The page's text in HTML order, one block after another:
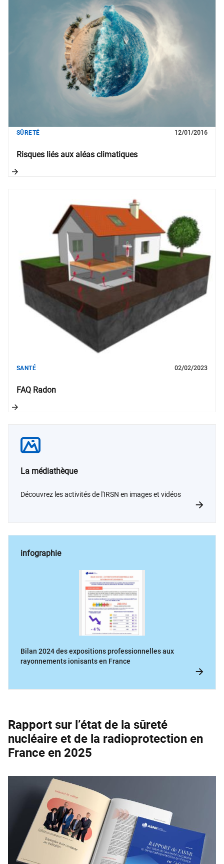
Risques liés aux aléas climatiques
SÛRETÉ 12/01/2016
FAQ Radon
SANTÉ 02/02/2023
La médiathèque
Découvrez les activités de l'IRSN en images et vidéos
infographie
Bilan 2024 des expositions professionnelles aux
rayonnements ionisants en France
Rapport sur l’état de la sûreté
nucléaire et de la ­radioprotection en
France en 2025